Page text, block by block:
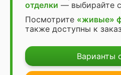
отделки — выбирайте
Посмотрите «живые»
также доступны к
Варианты